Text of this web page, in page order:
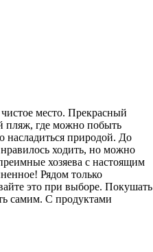
место. Прекрасный
пляж, где можно побыть
насладиться природой. До
ходить, но можно
хозяева с настоящим
Рядом только
это при выборе. Покушать
самим. С продуктами